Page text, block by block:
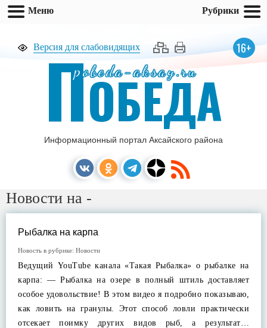
Версия для слабовидящих 16+
pobeda-aksay.ru
ПОБЕДА
Информационный портал Аксайского района
Новости на -
Рыбалка на карпа
Новость в рубрике: Новости
Ведущий YouTube канала «Такая Рыбалка» о рыбалке на
карпа: — Рыбалка на озере в полный штиль доставляет
особое удовольствие! В этом видео я подробно показываю,
как ловить на гранулы. Этот способ ловли практически
отсекает поимку других видов рыб, а результат…
Меню Рубрики